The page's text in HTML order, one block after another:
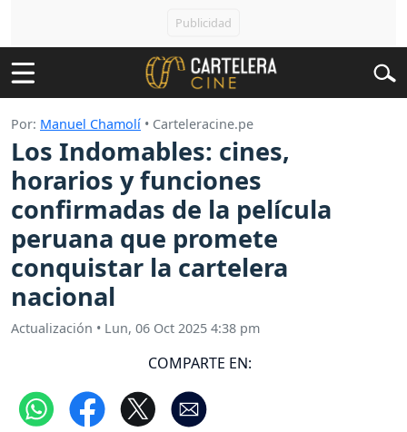
Por: Manuel Chamolí • Carteleracine.pe
Los Indomables: cines,
horarios y funciones
confirmadas de la película
peruana que promete
conquistar la cartelera
nacional
Actualización • Lun, 06 Oct 2025 4:38 pm
COMPARTE EN: